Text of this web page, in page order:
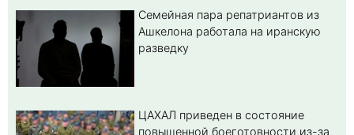
Семейная пара репатриантов из
Ашкелона работала на иранскую
разведку
ЦАХАЛ приведен в состояние
повышенной боеготовности из-за